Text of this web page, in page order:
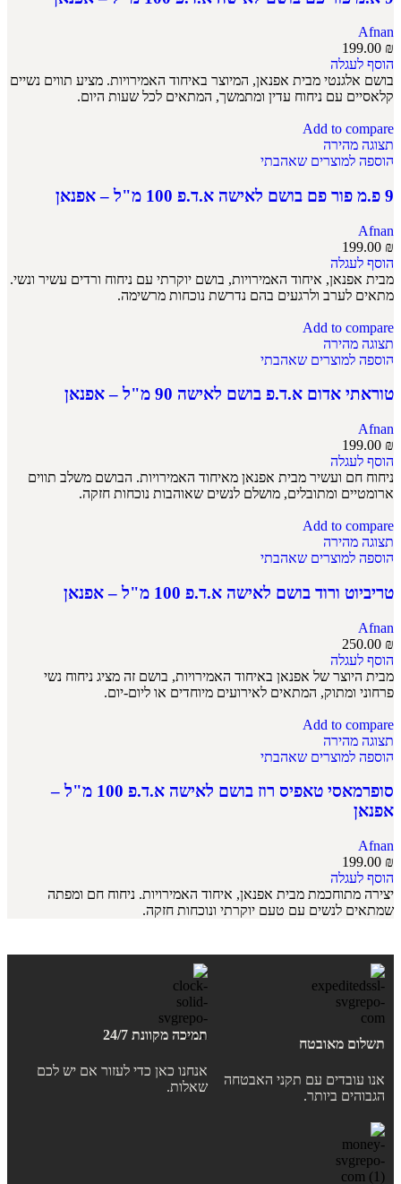
Afnan
199.00 ₪
הוסף לעגלה
בושם אלגנטי מבית אפנאן, המיוצר באיחוד האמירויות. מציע תווים נשיים
קלאסיים עם ניחוח עדין ומתמשך, המתאים לכל שעות היום.
Add to compare
תצוגה מהירה
הוספה למוצרים שאהבתי
9 פ.מ פור פם בושם לאישה א.ד.פ 100 מ"ל – אפנאן
Afnan
199.00 ₪
הוסף לעגלה
מבית אפנאן, איחוד האמירויות, בושם יוקרתי עם ניחוח ורדים עשיר ונשי.
מתאים לערב ולרגעים בהם נדרשת נוכחות מרשימה.
Add to compare
תצוגה מהירה
הוספה למוצרים שאהבתי
טוראתי אדום א.ד.פ בושם לאישה 90 מ"ל – אפנאן
Afnan
199.00 ₪
הוסף לעגלה
ניחוח חם ועשיר מבית אפנאן מאיחוד האמירויות. הבושם משלב תווים
ארומטיים ומתובלים, מושלם לנשים שאוהבות נוכחות חזקה.
Add to compare
תצוגה מהירה
הוספה למוצרים שאהבתי
טריביוט ורוד בושם לאישה א.ד.פ 100 מ"ל – אפנאן
Afnan
250.00 ₪
הוסף לעגלה
מבית היוצר של אפנאן באיחוד האמירויות, בושם זה מציג ניחוח נשי
פרחוני ומתוק, המתאים לאירועים מיוחדים או ליום-יום.
Add to compare
תצוגה מהירה
הוספה למוצרים שאהבתי
סופרמאסי טאפיס רוז בושם לאישה א.ד.פ 100 מ"ל –
אפנאן
Afnan
199.00 ₪
הוסף לעגלה
יצירה מתוחכמת מבית אפנאן, איחוד האמירויות. ניחוח חם ומפתה
שמתאים לנשים עם טעם יוקרתי ונוכחות חזקה.
תשלום מאובטח
אנו עובדים עם תקני האבטחה
הגבוהים ביותר.
תמיכה מקוונת 24/7
אנחנו כאן כדי לעזור אם יש לכם
שאלות.